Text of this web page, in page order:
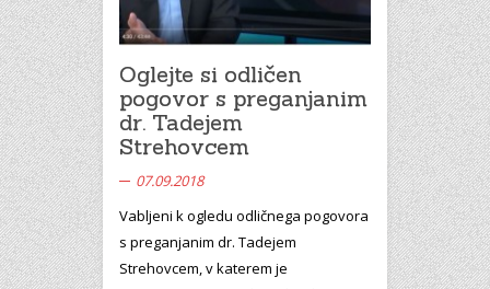
Oglejte si odličen
pogovor s preganjanim
dr. Tadejem
Strehovcem
07.09.2018
Vabljeni k ogledu odličnega pogovora
s preganjanim dr. Tadejem
Strehovcem, v katerem je